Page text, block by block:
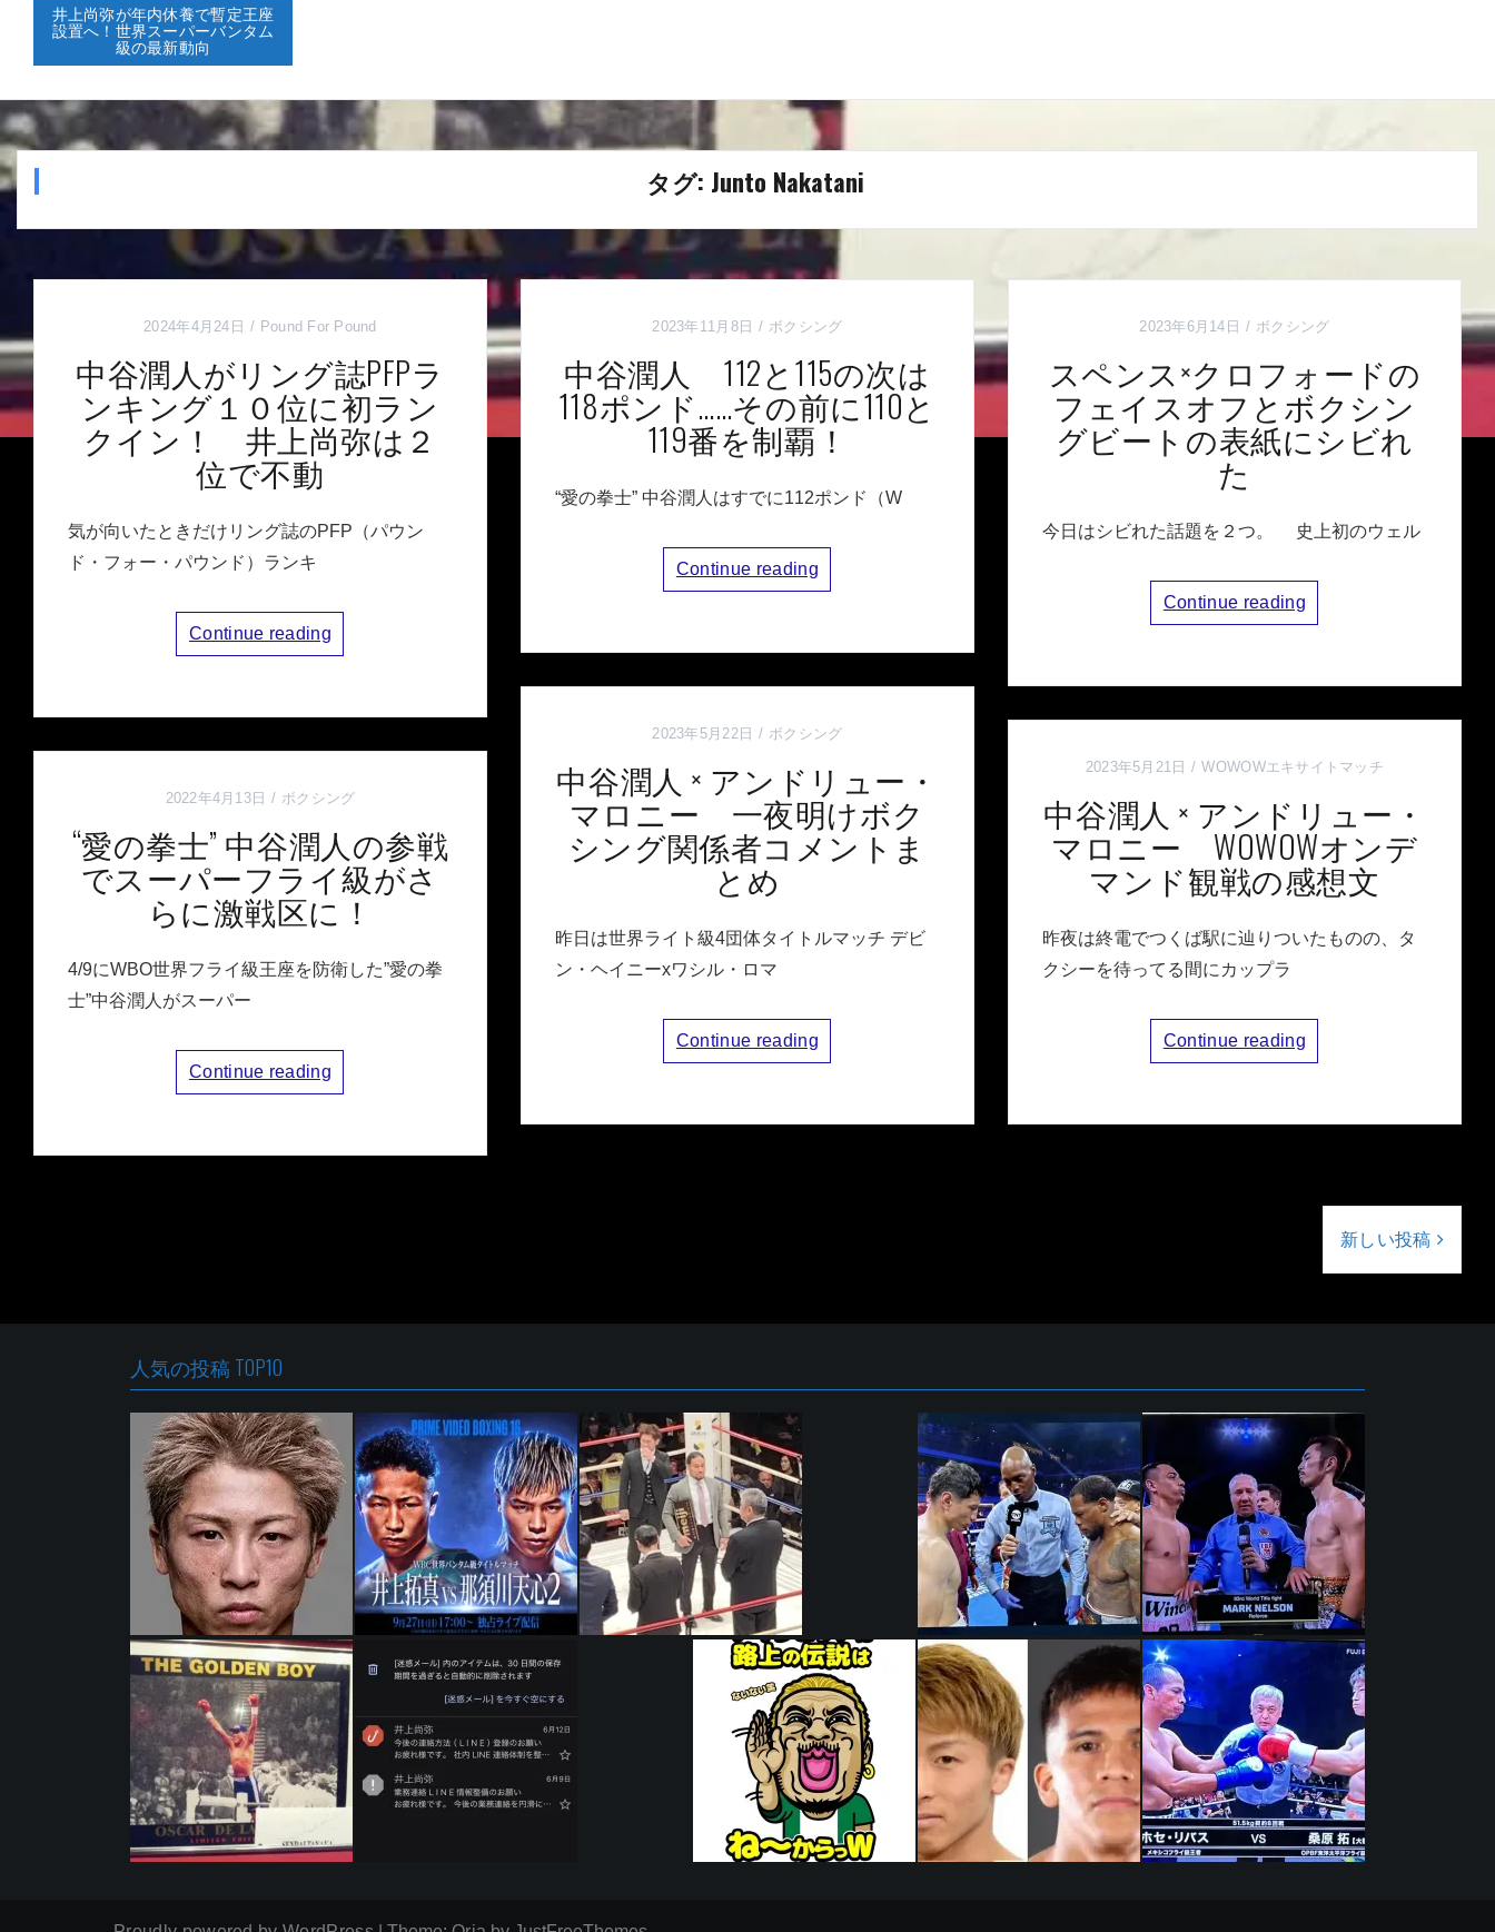
井上尚弥が年内休養で暫定王座
設置へ！世界スーパーバンタム
級の最新動向
タグ: Junto Nakatani
2024年4月24日 Pound For Pound
中谷潤人がリング誌PFPラ
ンキング１０位に初ラン
クイン！ 井上尚弥は２
位で不動
気が向いたときだけリング誌のPFP（パウン
ド・フォー・パウンド）ランキ
Continue reading
2023年11月8日 ボクシング
中谷潤人 112と115の次は
118ポンド……その前に110と
119番を制覇！
“愛の拳士” 中谷潤人はすでに112ポンド（W
Continue reading
2023年6月14日 ボクシング
スペンス×クロフォードの
フェイスオフとボクシン
グビートの表紙にシビれ
た
今日はシビれた話題を２つ。 史上初のウェル
Continue reading
2023年5月22日 ボクシング
中谷潤人 × アンドリュー・
マロニー 一夜明けボク
シング関係者コメントま
とめ
昨日は世界ライト級4団体タイトルマッチ デビ
ン・ヘイニーxワシル・ロマ
Continue reading
2023年5月21日 WOWOWエキサイトマッチ
中谷潤人 × アンドリュー・
マロニー WOWOWオンデ
マンド観戦の感想文
昨夜は終電でつくば駅に辿りついたものの、タ
クシーを待ってる間にカップラ
Continue reading
2022年4月13日 ボクシング
“愛の拳士” 中谷潤人の参戦
でスーパーフライ級がさ
らに激戦区に！
4/9にWBO世界フライ級王座を防衛した”愛の拳
士”中谷潤人がスーパー
Continue reading
ゲ
新しい投稿
人気の投稿 TOP10